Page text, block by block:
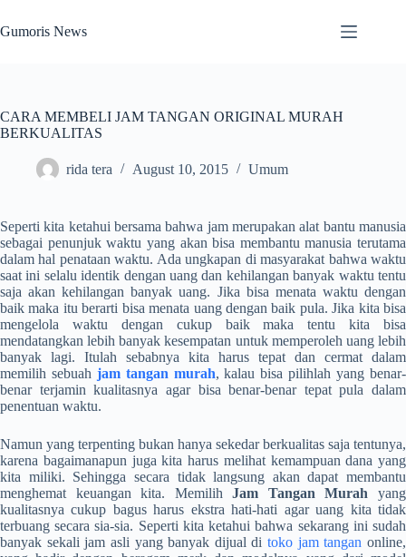
to
content
Gumoris News
CARA MEMBELI JAM TANGAN ORIGINAL MURAH
BERKUALITAS
rida tera August 10, 2015 Umum
Seperti kita ketahui bersama bahwa jam merupakan alat bantu manusia
sebagai penunjuk waktu yang akan bisa membantu manusia terutama
dalam hal penataan waktu. Ada ungkapan di masyarakat bahwa waktu
saat ini selalu identik dengan uang dan kehilangan banyak waktu tentu
saja akan kehilangan banyak uang. Jika bisa menata waktu dengan
baik maka itu berarti bisa menata uang dengan baik pula. Jika kita bisa
mengelola waktu dengan cukup baik maka tentu kita bisa
mendatangkan lebih banyak kesempatan untuk memperoleh uang lebih
banyak lagi. Itulah sebabnya kita harus tepat dan cermat dalam
memilih sebuah jam tangan murah, kalau bisa pilihlah yang benar-
benar terjamin kualitasnya agar bisa benar-benar tepat pula dalam
penentuan waktu.
Namun yang terpenting bukan hanya sekedar berkualitas saja tentunya,
karena bagaimanapun juga kita harus melihat kemampuan dana yang
kita miliki. Sehingga secara tidak langsung akan dapat membantu
menghemat keuangan kita. MemilihJam Tangan Murah yang
kualitasnya cukup bagus harus ekstra hati-hati agar uang kita tidak
terbuang secara sia-sia. Seperti kita ketahui bahwa sekarang ini sudah
banyak sekali jam asli yang banyak dijual ditoko jam tangan online,